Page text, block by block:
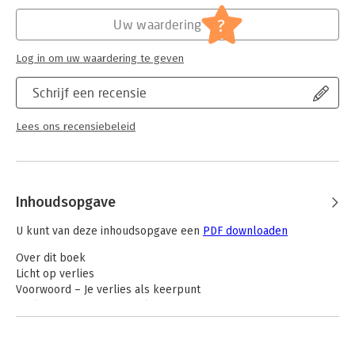
Mens en maatschappij
Schrijf een recensie
Lees ons recensiebeleid
Uw waardering ?
Log in om uw waardering te geven
Inhoudsopgave
U kunt van deze inhoudsopgave een PDF downloaden
Over dit boek
Licht op verlies
Voorwoord – Je verlies als keerpunt
De lotgenoten – Twaalf verhalen over verlies en veerkracht